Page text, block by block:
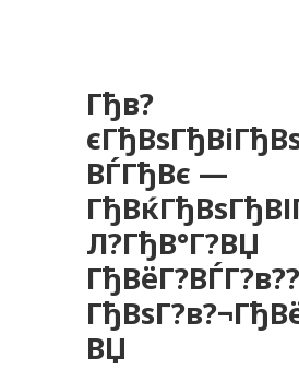
Гђв?
ВЃГђВє —
Л?ГђВ°Г?ВЏ
ГђВёГ?ВЃГ?в??
ВЏ